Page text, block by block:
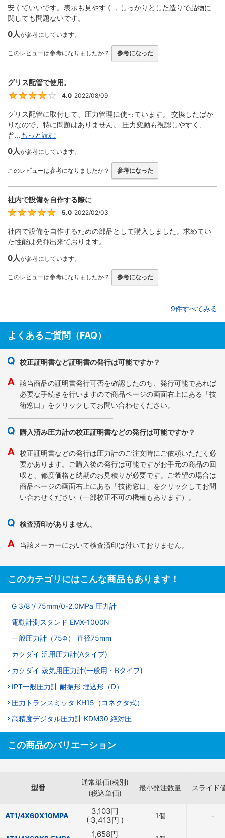
安くていいです。表示も見やすく，しっかりとした造りで品物に
関しても問題ないです。
0人が参考にしています。
このレビューは参考になりましたか？ 参考になった
グリス配管で使用。
4
4.0 2022/08/09
グリス配管に取付して、圧力管理に使っています。 交換したばか
りなので、特に問題はありません。 圧力変動も視認しやすく、
普...もっと読む
0人が参考にしています。
このレビューは参考になりましたか？ 参考になった
社内で設備を自作する際に
5
5.0 2022/02/03
社内で設備を自作するための部品として購入しました。求めてい
た性能は発揮出来ております。
0人が参考にしています。
このレビューは参考になりましたか？ 参考になった
9件すべてみる
よくあるご質問（FAQ）
校正証明書など証明書の発行は可能ですか？
該当商品の証明書発行可否を確認したのち、発行可能であれば
必要な手続きを行いますので商品ページの画面右上にある「技
術窓口」をクリックしてお問い合わせください。
購入済み圧力計の校正証明書などの発行は可能ですか？
校正証明書などの発行は圧力計のご注文時にご依頼いただく必
要があります。ご購入後の発行は可能ですがお手元の商品の回
収と、都度価格と納期のお見積りが必要です。ご希望の場合は
商品ページの画面右上にある「技術窓口」をクリックしてお問
い合わせください（一部校正不可の機種もあります）。
検査済印がありません。
当該メーカーにおいて検査済印は付いておりません。
このカテゴリにはこんな商品もあります！
G 3/8"/ 75mm/0-2.0MPa 圧力計
電動計測スタンド EMX-1000N
一般圧力計（75Φ） 直径75mm
カクダイ 汎用圧力計(Aタイプ)
カクダイ 蒸気用圧力計(一般用・Bタイプ)
IPT一般圧力計 耐振形 埋込形（D）
圧力トランスミッタ KH15（コネクタ式）
高精度デジタル圧力計 KDM30 絶対圧
この商品のバリエーション
型番
通常単価(税別)
(税込単価)
最小発注数量 スライド
AT1/4X60X10MPA 3,103円
( 3,413円 ) 1個 -
1,658円